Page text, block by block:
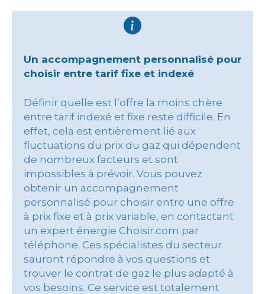
Un accompagnement personnalisé pour
choisir entre tarif fixe et indexé
Définir quelle est l’offre la moins chère
entre tarif indexé et fixe reste difficile. En
effet, cela est entièrement lié aux
fluctuations du prix du gaz qui dépendent
de nombreux facteurs et sont
impossibles à prévoir. Vous pouvez
obtenir un accompagnement
personnalisé pour choisir entre une offre
à prix fixe et à prix variable, en contactant
un expert énergie Choisir.com par
téléphone. Ces spécialistes du secteur
sauront répondre à vos questions et
trouver le contrat de gaz le plus adapté à
vos besoins. Ce service est totalement